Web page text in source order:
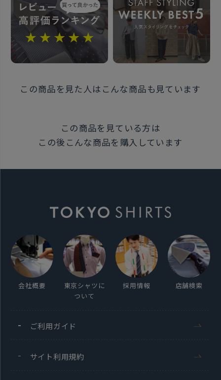
同じシリーズはこちら
ポリエステル100%
この商品に対するお問い合わせ
この商品を見た人はこんな商品も見ています
この商品を見ている方は
この後こんな商品を購入しています
会社概要
東京シャツに
ついて
採用情報 店舗検索
ご利用ガイド
サイト利用規約